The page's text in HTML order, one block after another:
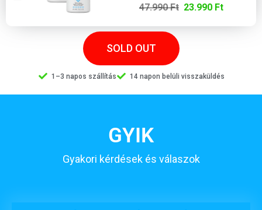
47.990 Ft 23.990 Ft
SOLD OUT
1–3 napos szállítás 14 napon belüli visszaküldés
GYIK
Gyakori kérdések és válaszok